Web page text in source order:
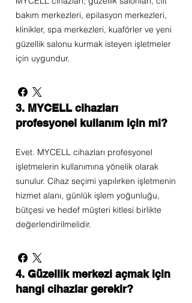
bakım merkezleri, epilasyon merkezleri,
klinikler, spa merkezleri, kuaförler ve yeni
güzellik salonu kurmak isteyen işletmeler
için uygundur.
3. MYCELL cihazları
profesyonel kullanım için mi?
Evet. MYCELL cihazları profesyonel
işletmelerin kullanımına yönelik olarak
sunulur. Cihaz seçimi yapılırken işletmenin
hizmet alanı, günlük işlem yoğunluğu,
bütçesi ve hedef müşteri kitlesi birlikte
değerlendirilmelidir.
4. Güzellik merkezi açmak için
hangi cihazlar gerekir?